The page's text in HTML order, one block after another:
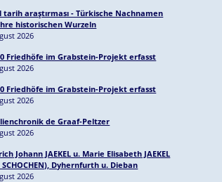
tarih araştırması - Türkische Nachnamen
historischen Wurzeln
2026
Friedhöfe im Grabstein-Projekt erfasst
2026
Friedhöfe im Grabstein-Projekt erfasst
2026
de Graaf-Peltzer
2026
Johann JAEKEL u. Marie Elisabeth JAEKEL
SCHOCHEN), Dyhernfurth u. Dieban
2026